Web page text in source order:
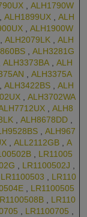
, ALH1790W
, ALH1899UX , ALH
, ALH1900W
, ALH2079LK , ALH
, ALH3281G
ALH3373BA , ALH
, ALH3375A
, ALH3422BS , ALH
, ALH3702WA
, ALH8
, ALH8678DD ,
, ALH967
, ALL2112GB , A
, LR11005
, LR1100502J ,
LR1100503 , LR110
, LR1100505
, LR110
, LR1100705 ,